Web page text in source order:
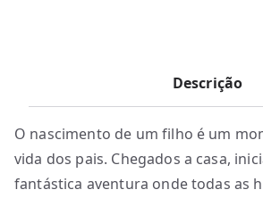
Descrição
O nascimento de um filho é um
vida dos pais. Chegados a casa,
fantástica aventura onde todas as